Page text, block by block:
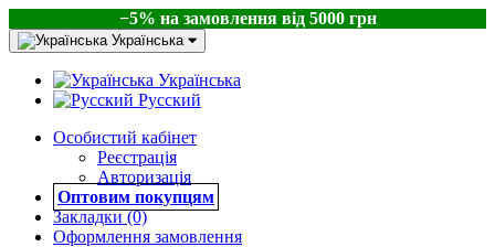
−5% на замовлення від 5000 грн
Українська
Українська
Русский
Особистий кабінет
Реєстрація
Авторизація
Оптовим покупцям
Закладки (0)
Оформлення замовлення